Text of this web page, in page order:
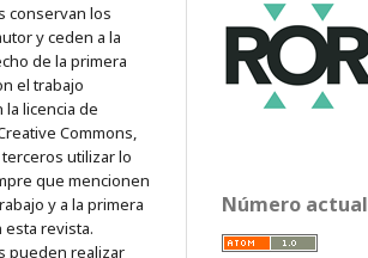
conservan los
y ceden a la
de la primera
el trabajo
licencia de
Commons,
utilizar lo
que mencionen
y a la primera
esta revista.
pueden realizar
Número actual